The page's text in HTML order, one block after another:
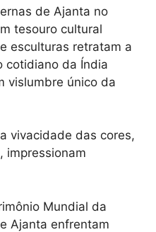
de Ajanta no
tesouro cultural
esculturas retratam a
cotidiano da Índia
vislumbre único da
vivacidade das cores,
impressionam
Mundial da
Ajanta enfrentam